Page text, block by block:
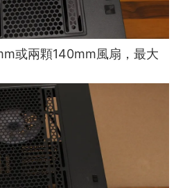
或兩顆140mm風扇，最大